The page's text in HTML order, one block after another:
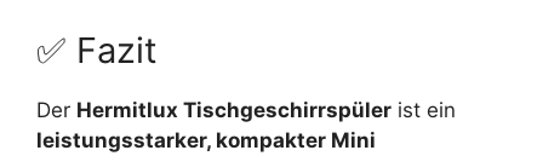
✅ Fazit
Der Hermitlux Tischgeschirrspüler ist ein
leistungsstarker, kompakter Mini